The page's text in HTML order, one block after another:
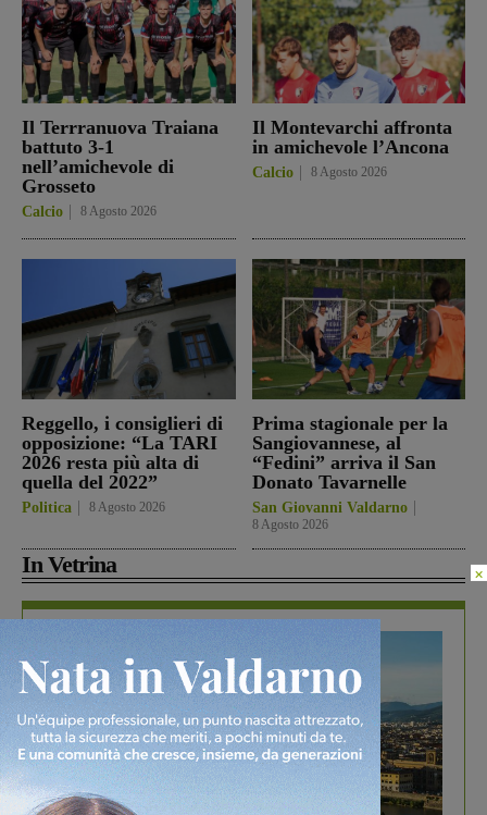
Il Terrranuova Traiana
battuto 3-1
nell’amichevole di
Grosseto
Calcio 8 Agosto 2026
Il Montevarchi affronta
in amichevole l’Ancona
Calcio 8 Agosto 2026
Reggello, i consiglieri di
opposizione: “La TARI
2026 resta più alta di
quella del 2022”
Politica 8 Agosto 2026
Prima stagionale per la
Sangiovannese, al
“Fedini” arriva il San
Donato Tavarnelle
San Giovanni Valdarno
8 Agosto 2026
In Vetrina ×